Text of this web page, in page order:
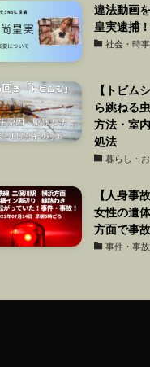
違法動画
皇実逮捕
社会・時
【トビム
ら跳ねる
方法・室
処法
暮らし・
【人身事
女性の遺
方面で事
事件・事